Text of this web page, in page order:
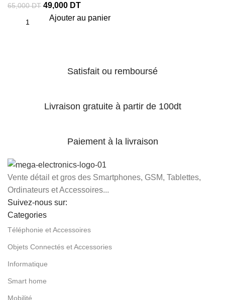
65,000DT 49,000 DT
Ajouter au panier
Satisfait ou remboursé
Livraison gratuite à partir de 100dt
Paiement à la livraison
Vente détail et gros des Smartphones, GSM, Tablettes,
Ordinateurs et Accessoires...
Suivez-nous sur:
Categories
Téléphonie et Accessoires
Objets Connectés et Accessories
Informatique
Smart home
Mobilité